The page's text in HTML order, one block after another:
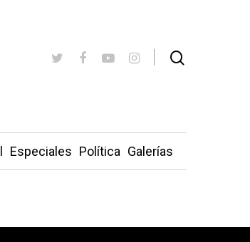
Especiales Política Galerías